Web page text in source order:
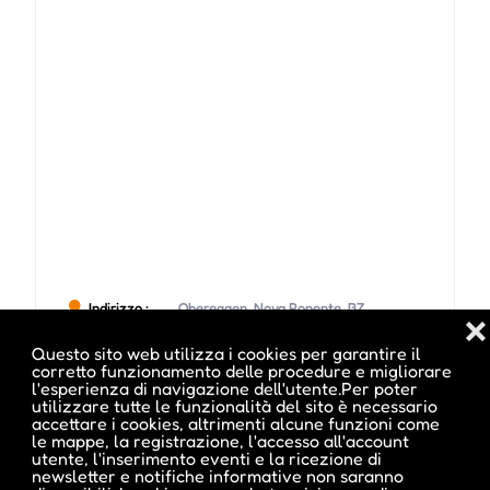
Questo sito web utilizza i cookies per garantire il
corretto funzionamento delle procedure e migliorare
l'esperienza di navigazione dell'utente.Per poter
utilizzare tutte le funzionalità del sito è necessario
accettare i cookies, altrimenti alcune funzioni come
le mappe, la registrazione, l'accesso all'account
utente, l'inserimento eventi e la ricezione di
newsletter e notifiche informative non saranno
❌
Indirizzo : Obereggen, Nova Ponente, BZ
Sito Web : www.obereggen.com